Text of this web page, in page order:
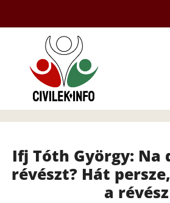
tartalomba
Ifj Tóth György: Na
révészt? Hát
a révész